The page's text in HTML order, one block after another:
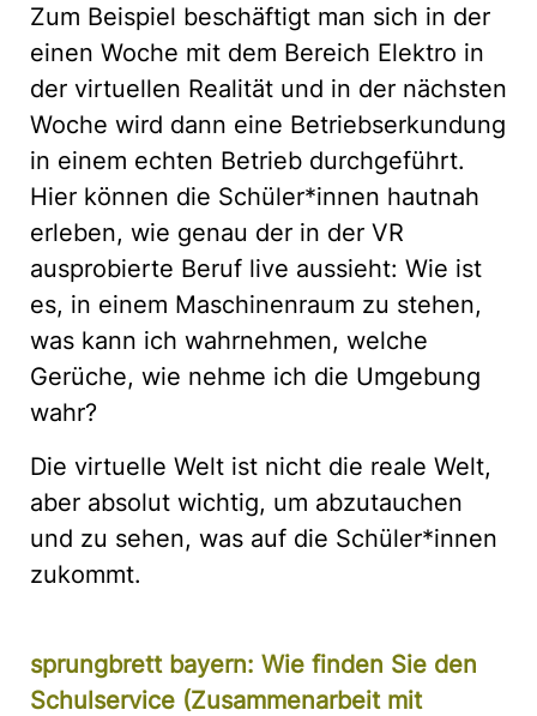
Zum Beispiel beschäftigt man sich in der
einen Woche mit dem Bereich Elektro in
der virtuellen Realität und in der nächsten
Woche wird dann eine Betriebserkundung
in einem echten Betrieb durchgeführt.
Hier können die Schüler*innen hautnah
erleben, wie genau der in der VR
ausprobierte Beruf live aussieht: Wie ist
es, in einem Maschinenraum zu stehen,
was kann ich wahrnehmen, welche
Gerüche, wie nehme ich die Umgebung
wahr?
Die virtuelle Welt ist nicht die reale Welt,
aber absolut wichtig, um abzutauchen
und zu sehen, was auf die Schüler*innen
zukommt.
sprungbrett bayern: Wie finden Sie den
Schulservice (Zusammenarbeit mit